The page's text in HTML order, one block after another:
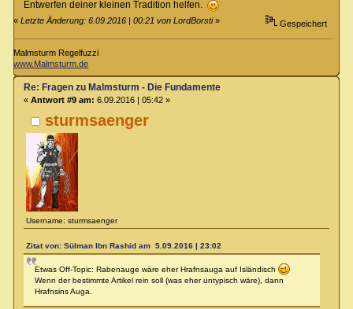
Entwerfen deiner kleinen Tradition helfen.
«Letzte Änderung: 6.09.2016 | 00:21 von LordBorsti» Gespeichert
Malmsturm Regelfuzzi
www.Malmsturm.de
sturmsaenger
Username: sturmsaenger
Re: Fragen zu Malmsturm - Die Fundamente
« Antwort #9 am: 6.09.2016 | 05:42 »
Zitat von: Sülman Ibn Rashid am 5.09.2016 | 23:02
Etwas Off-Topic: Rabenauge wäre eher Hrafnsauga auf Isländisch
Wenn der bestimmte Artikel rein soll (was eher untypisch wäre), dann
Hrafnsins Auga.